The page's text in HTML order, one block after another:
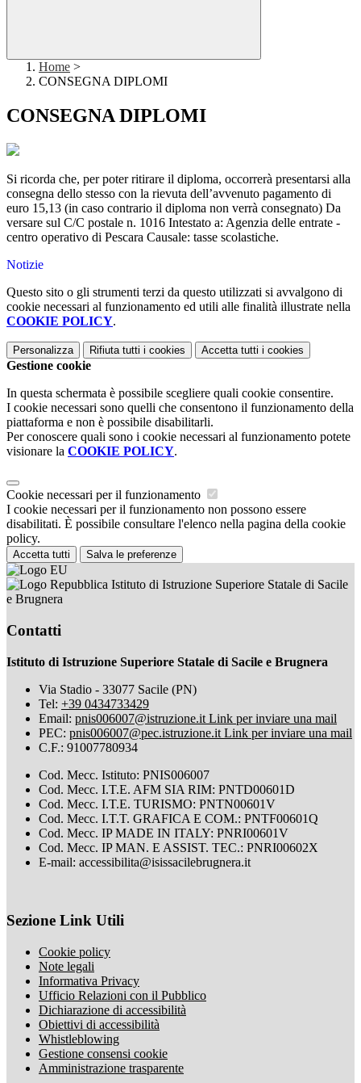
Home >
CONSEGNA DIPLOMI
CONSEGNA DIPLOMI
Si ricorda che, per poter ritirare il diploma, occorrerà presentarsi alla
consegna dello stesso con la rievuta dell’avvenuto pagamento di
euro 15,13 (in caso contrario il diploma non verrà consegnato) Da
versare sul C/C postale n. 1016 Intestato a: Agenzia delle entrate -
centro operativo di Pescara Causale: tasse scolastiche.
Notizie
Questo sito o gli strumenti terzi da questo utilizzati si avvalgono di
cookie necessari al funzionamento ed utili alle finalità illustrate nella
COOKIE POLICY.
Personalizza Rifiuta tutti i cookies Accetta tutti i cookies
Gestione cookie
In questa schermata è possibile scegliere quali cookie consentire.
I cookie necessari sono quelli che consentono il funzionamento della
piattaforma e non è possibile disabilitarli.
Per conoscere quali sono i cookie necessari al funzionamento potete
visionare la COOKIE POLICY.
Cookie necessari per il funzionamento
I cookie necessari per il funzionamento non possono essere
disabilitati. È possibile consultare l'elenco nella pagina della cookie
policy.
Accetta tutti Salva le preferenze
Istituto di Istruzione Superiore Statale di Sacile
e Brugnera
Contatti
Istituto di Istruzione Superiore Statale di Sacile e Brugnera
Via Stadio - 33077 Sacile (PN)
Tel: +39 0434733429
Email: pnis006007@istruzione.it Link per inviare una mail
PEC: pnis006007@pec.istruzione.it Link per inviare una mail
C.F.: 91007780934
Cod. Mecc. Istituto: PNIS006007
Cod. Mecc. I.T.E. AFM SIA RIM: PNTD00601D
Cod. Mecc. I.T.E. TURISMO: PNTN00601V
Cod. Mecc. I.T.T. GRAFICA E COM.: PNTF00601Q
Cod. Mecc. IP MADE IN ITALY: PNRI00601V
Cod. Mecc. IP MAN. E ASSIST. TEC.: PNRI00602X
E-mail: accessibilita@isissacilebrugnera.it
Sezione Link Utili
Cookie policy
Note legali
Informativa Privacy
Ufficio Relazioni con il Pubblico
Dichiarazione di accessibilità
Obiettivi di accessibilità
Whistleblowing
Gestione consensi cookie
Amministrazione trasparente